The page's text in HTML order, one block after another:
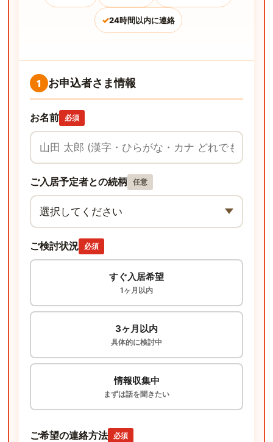
✓24時間以内に連絡
1 お申込者さま情報
お名前 必須
ご入居予定者との続柄 任意
ご検討状況 必須
すぐ入居希望
1ヶ月以内
3ヶ月以内
具体的に検討中
情報収集中
まずは話を聞きたい
ご希望の連絡方法 必須